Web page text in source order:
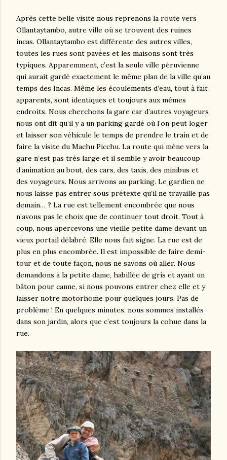
Après cette belle visite nous reprenons la route vers
Ollantaytambo, autre ville où se trouvent des ruines
incas. Ollantaytambo est différente des autres villes,
toutes les rues sont pavées et les maisons sont très
typiques. Apparemment, c’est la seule ville péruvienne
qui aurait gardé exactement le même plan de la ville qu’au
temps des Incas. Même les écoulements d’eau, tout à fait
apparents, sont identiques et toujours aux mêmes
endroits. Nous cherchons la gare car d’autres voyageurs
nous ont dit qu’il y a un parking gardé où l’on peut loger
et laisser son véhicule le temps de prendre le train et de
faire la visite du Machu Picchu. La route qui mène vers la
gare n’est pas très large et il semble y avoir beaucoup
d’animation au bout, des cars, des taxis, des minibus et
des voyageurs. Nous arrivons au parking. Le gardien ne
nous laisse pas entrer sous prétexte qu’il ne travaille pas
demain… ? La rue est tellement encombrée que nous
n’avons pas le choix que de continuer tout droit. Tout à
coup, nous apercevons une vieille petite dame devant un
vieux portail délabré. Elle nous fait signe. La rue est de
plus en plus encombrée. Il est impossible de faire demi-
tour et de toute façon, nous ne savons où aller. Nous
demandons à la petite dame, habillée de gris et ayant un
bâton pour canne, si nous pouvons entrer chez elle et y
laisser notre motorhome pour quelques jours. Pas de
problème ! En quelques minutes, nous sommes installés
dans son jardin, alors que c’est toujours la cohue dans la
rue.